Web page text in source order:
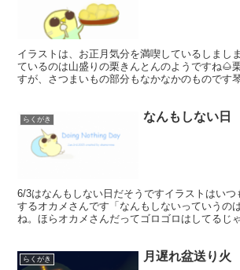
イラストは、お正月気分を満喫しているしまし
ているのは山盛りの栗きんとんのようですね🌰
すが、さつまいもの部分もなかなかのものです
らくがき なんもしない日
6/3はなんもしない日だそうですイラストはいつ
するオカメさんです「なんもしないっていうの
ね。ほらオカメさんだってゴロゴロはしてるじ
らくがき 月遅れ盆送り火